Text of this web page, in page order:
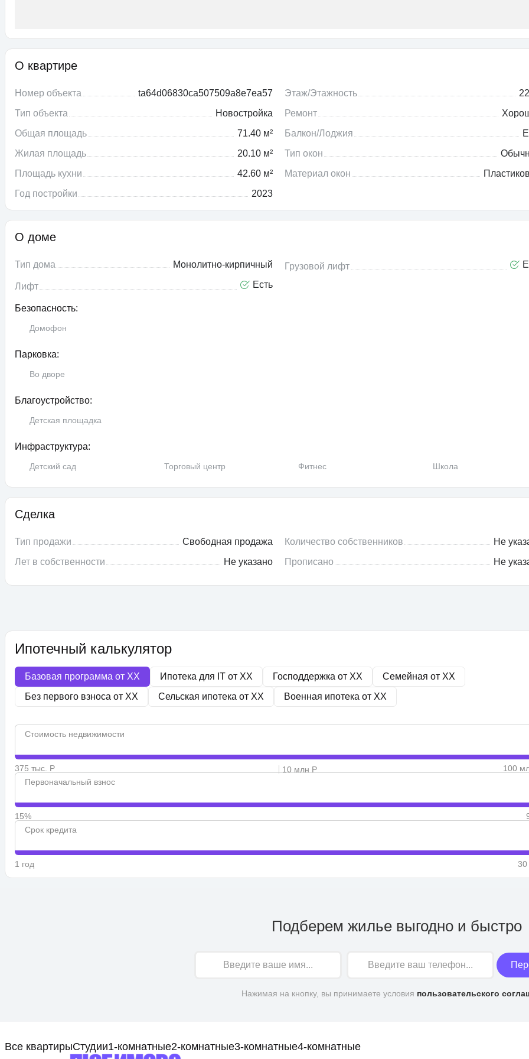
О квартире
Номер объекта
ta64d06830ca507509a8e7ea57
Тип объекта
Новостройка
Общая площадь
71.40 м²
Жилая площадь
20.10 м²
Площадь кухни
42.60 м²
Год постройки
2023
Этаж/Этажность
Ремонт
Балкон/Лоджия
Тип окон
Материал окон
О доме
Тип дома Монолитно-кирпичный
Лифт Есть
Грузовой лифт
Безопасность:
Домофон
Парковка:
Во дворе
Благоустройство:
Детская площадка
Инфраструктура:
Детский сад Торговый центр Фитнес Школа
Сделка
Тип продажи
Свободная продажа
Лет в собственности
Не указано
Количество собственников
Не
Прописано
Не
Ипотечный калькулятор
Базовая программа от XX Ипотека для IT от XX Господдержка от XX Семейная от XX
Без первого взноса от XX Сельская ипотека от XX Военная ипотека от XX
Стоимость недвижимости
375 тыс. Р 10 млн Р
100
Первоначальный взнос
15%
Срок кредита
1 год 30
Подберем жилье выгодно и быстро
Нажимая на кнопку, вы принимаете условия пользовательского
Все квартирыСтудии1-комнатные2-комнатные3-комнатные4-комнатные